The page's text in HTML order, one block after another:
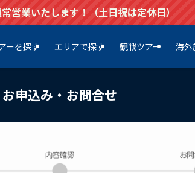
営業いたします！（土日祝は定休日）
ーを探す エリアで探す 観戦ツアー 海外
お申込み・お問合せ